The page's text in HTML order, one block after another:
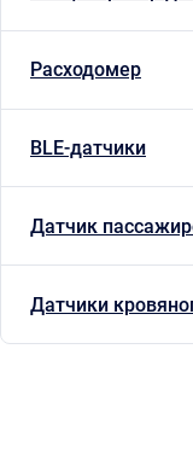
Расходомер
BLE-датчики
Датчик
Датчики